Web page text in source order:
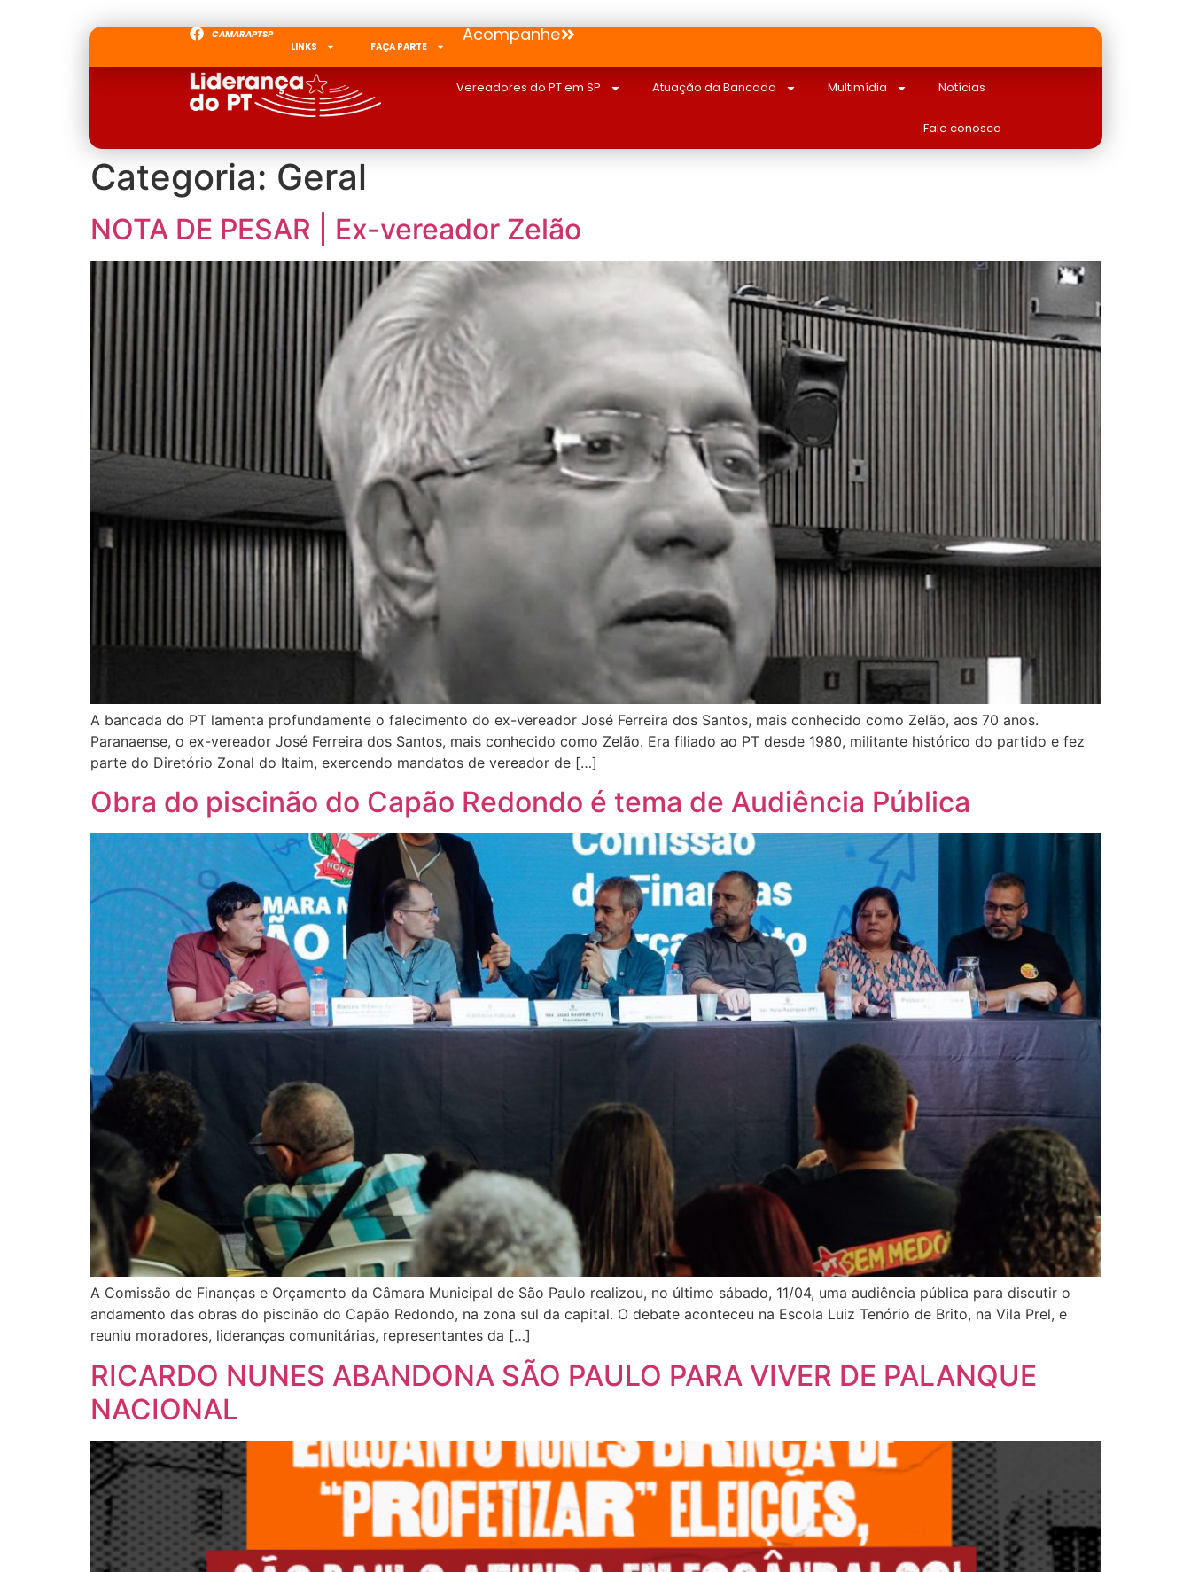
CAMARAPTSP
LINKS
FAÇA PARTE
Acompanhe
Vereadores do PT em SP Atuação da Bancada Multimídia Notícias
Fale conosco
Categoria: Geral
NOTA DE PESAR | Ex-vereador Zelão
A bancada do PT lamenta profundamente o falecimento do ex-vereador José Ferreira dos Santos, mais conhecido como Zelão, aos 70 anos.
Paranaense, o ex-vereador José Ferreira dos Santos, mais conhecido como Zelão. Era filiado ao PT desde 1980, militante histórico do partido e fez
parte do Diretório Zonal do Itaim, exercendo mandatos de vereador de […]
Obra do piscinão do Capão Redondo é tema de Audiência Pública
A Comissão de Finanças e Orçamento da Câmara Municipal de São Paulo realizou, no último sábado, 11/04, uma audiência pública para discutir o
andamento das obras do piscinão do Capão Redondo, na zona sul da capital. O debate aconteceu na Escola Luiz Tenório de Brito, na Vila Prel, e
reuniu moradores, lideranças comunitárias, representantes da […]
RICARDO NUNES ABANDONA SÃO PAULO PARA VIVER DE PALANQUE
NACIONAL